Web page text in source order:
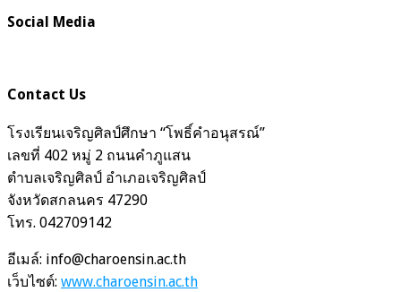
Social Media
Contact Us
โรงเรียนเจริญศิลป์ศึกษา “โพธิ์คำอนุสรณ์”
เลขที่ 402 หมู่ 2 ถนนคำภูแสน
ตำบลเจริญศิลป์ อำเภอเจริญศิลป์
จังหวัดสกลนคร 47290
โทร. 042709142
อีเมล์: info@charoensin.ac.th
เว็บไซต์: www.charoensin.ac.th